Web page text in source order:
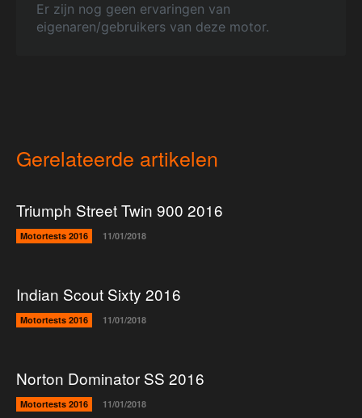
Er zijn nog geen ervaringen van
eigenaren/gebruikers van deze motor.
Gerelateerde artikelen
Triumph Street Twin 900 2016
Motortests 2016 11/01/2018
Indian Scout Sixty 2016
Motortests 2016 11/01/2018
Norton Dominator SS 2016
Motortests 2016 11/01/2018